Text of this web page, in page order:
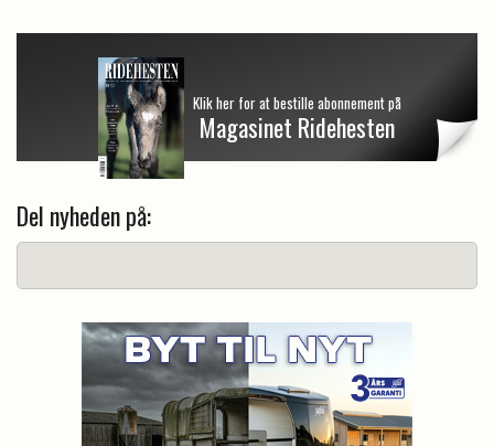
Klik her for at bestille abonnement på
Magasinet Ridehesten
Del nyheden på: